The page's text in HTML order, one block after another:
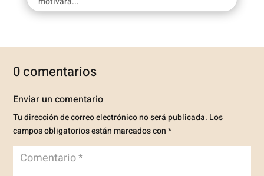
0 comentarios
Enviar un comentario
Tu dirección de correo electrónico no será publicada. Los
campos obligatorios están marcados con*